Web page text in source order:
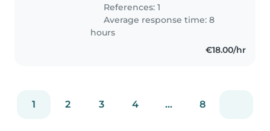
joyeuse et assez drôle..
References: 1
Average response time: 8
hours
€18.00/hr
1 2 3 4 ... 8